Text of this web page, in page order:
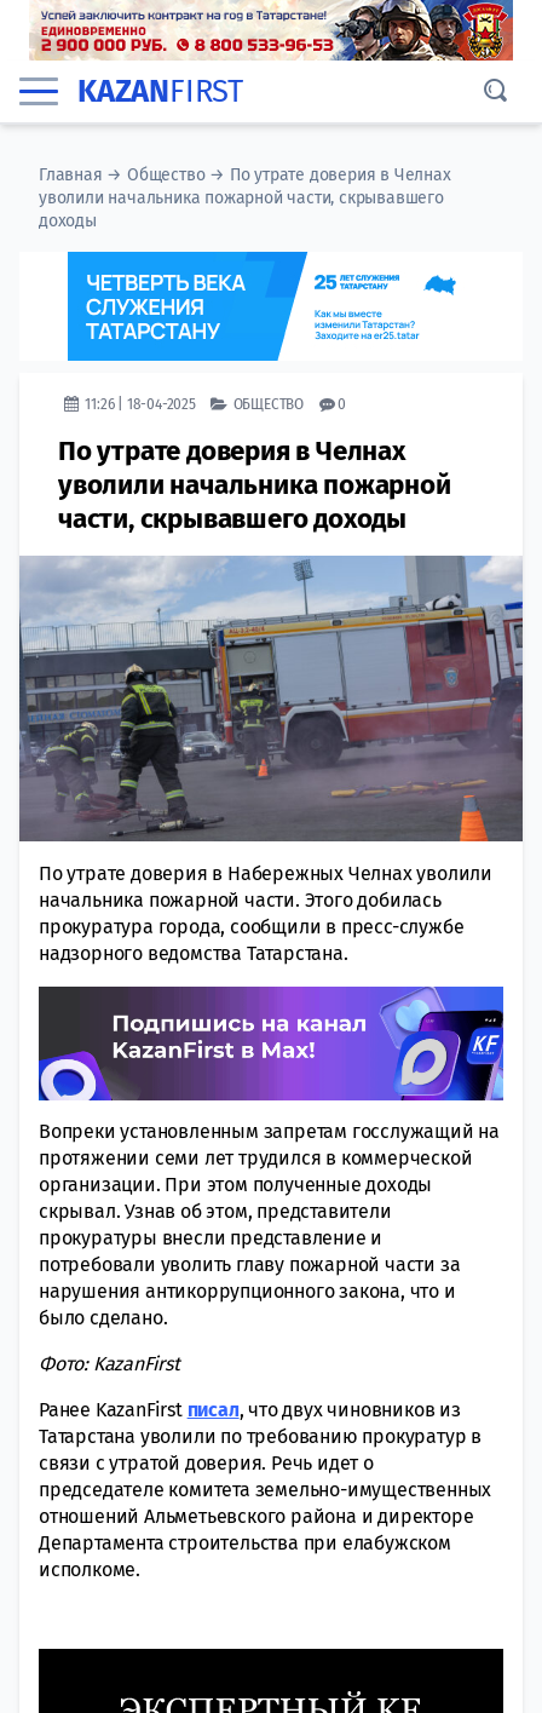
KAZANFIRST
Главная →Общество→ По утрате доверия в Челнах
уволили начальника пожарной части, скрывавшего
доходы
11:26 | 18-04-2025 ОБЩЕСТВО 0
По утрате доверия в Челнах
уволили начальника пожарной
части, скрывавшего доходы
По утрате доверия в Набережных Челнах уволили
начальника пожарной части. Этого добилась
прокуратура города, сообщили в пресс-службе
надзорного ведомства Татарстана.
Вопреки установленным запретам госслужащий на
протяжении семи лет трудился в коммерческой
организации. При этом полученные доходы
скрывал. Узнав об этом, представители
прокуратуры внесли представление и
потребовали уволить главу пожарной части за
нарушения антикоррупционного закона, что и
было сделано.
Фото: KazanFirst
Ранее KazanFirst писал, что двух чиновников из
Татарстана уволили по требованию прокуратур в
связи с утратой доверия. Речь идет о
председателе комитета земельно-имущественных
отношений Альметьевского района и директоре
Департамента строительства при елабужском
исполкоме.